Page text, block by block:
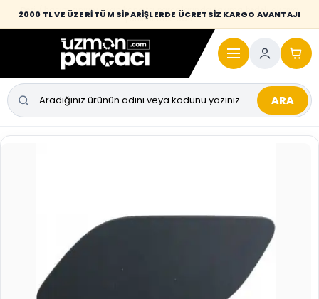
2000 TL VE ÜZERİ TÜM SİPARİŞLERDE ÜCRETSİZ KARGO AVANTAJI
Desi / hacim sınırını aşan kaporta parçalarında taşıma bedeli alıcıya
yansıtılmaktadır.
ARA